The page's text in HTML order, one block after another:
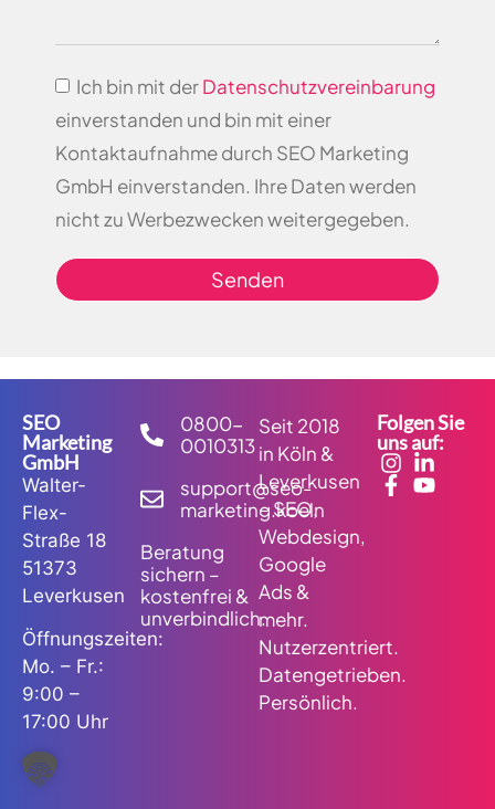
Ich bin mit derDatenschutzvereinbarung
einverstanden und bin mit einer
Kontaktaufnahme durch SEO Marketing
GmbH einverstanden. Ihre Daten werden
nicht zu Werbezwecken weitergegeben.
Senden
SEO
Marketing
GmbH
Walter-
Flex-
Straße 18
51373
Leverkusen
Öffnungszeiten:
Mo. – Fr.:
9:00 –
17:00 Uhr
0800-
0010313
support@seo-
marketing.koeln
Beratung
sichern –
kostenfrei &
unverbindlich.
Seit 2018
in Köln &
Leverkusen
– SEO,
Webdesign,
Google
Ads &
mehr.
Nutzerzentriert.
Datengetrieben.
Persönlich.
Folgen Sie
uns auf: